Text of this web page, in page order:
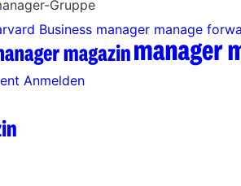
Business manager manage
Anmelden
Gruppe